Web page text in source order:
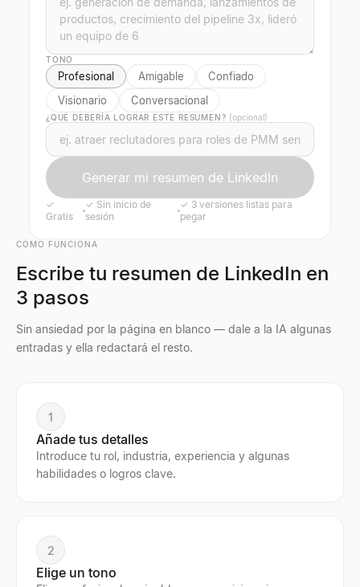
TONO
Profesional Amigable
Confiado
Visionario
Conversacional
¿QUÉ DEBERÍA LOGRAR ESTE RESUMEN? (opcional)
Generar mi resumen de LinkedIn
✓
Gratis
✓ Sin inicio de
sesión
✓ 3 versiones listas para
pegar
CÓMO FUNCIONA
Escribe tu resumen de LinkedIn en
3 pasos
Sin ansiedad por la página en blanco — dale a la IA algunas
entradas y ella redactará el resto.
1
Añade tus detalles
Introduce tu rol, industria, experiencia y algunas
habilidades o logros clave.
2
Elige un tono